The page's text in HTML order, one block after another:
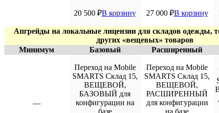
20 500 ₽В корзину 27 000 ₽В корзину
Апгрейды на локальные лицензии для складов одежды,
других «вещевых» товаров
Минимум
Базовый Расширенный
—
Переход на Mobile
SMARTS Склад 15,
ВЕЩЕВОЙ,
БАЗОВЫЙ для
конфигурации на
Переход на Mobile
SMARTS Склад 15,
ВЕЩЕВОЙ,
РАСШИРЕННЫЙ
для конфигурации